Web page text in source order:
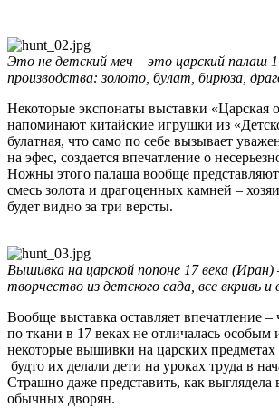
Это не детский меч – это царский палаш
производства: золото, булат, бирюза,
Некоторые экспонаты выставки «Царская
напоминают китайские игрушки из
булатная, что само по себе вызывает
на эфес, создается впечатление о
Ножны этого палаша вообще
смесь золота и драгоценных камней –
будет видно за три версты.
Вышивка на царской попоне 17 века
творчество из детского сада, все вкривь и
Вообще выставка оставляет впечатление –
по ткани в 17 веках не отличалась особым
некоторые вышивки на царских предметах
будто их делали дети на уроках труда в
Страшно даже представить, как
обычных дворян.